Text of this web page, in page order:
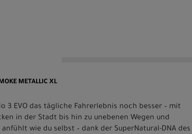
METALLIC XL
3 EVO das tägliche Fahrerlebnis noch besser – mit
in der Stadt bis hin zu unebenen Wegen und
wie du selbst – dank der SuperNatural-DNA des